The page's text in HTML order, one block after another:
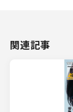
関連記事